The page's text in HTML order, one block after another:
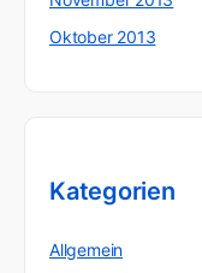
Oktober 2013
Kategorien
Allgemein